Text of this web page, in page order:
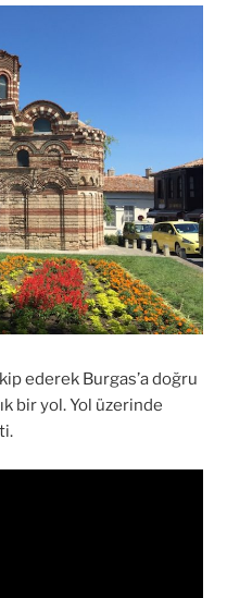
ederek Burgas’a doğru
bir yol. Yol üzerinde